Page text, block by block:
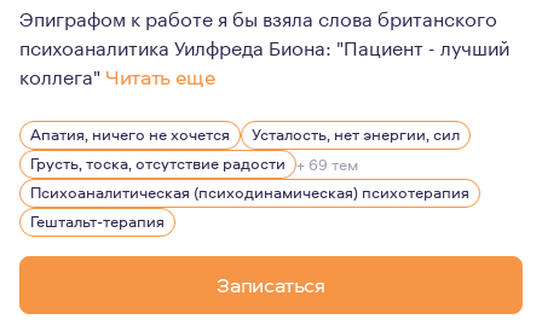
Эпиграфом к работе я бы взяла слова британского
психоаналитика Уилфреда Биона: "Пациент - лучший
коллега" Читать еще
Сейчас меня очень вдохновляют современные
Апатия, ничего не хочется
Усталость, нет энергии, сил
Грусть, тоска, отсутствие радости + 69 тем
Психоаналитическая (психодинамическая) психотерапия
Гештальт-терапия
Записаться